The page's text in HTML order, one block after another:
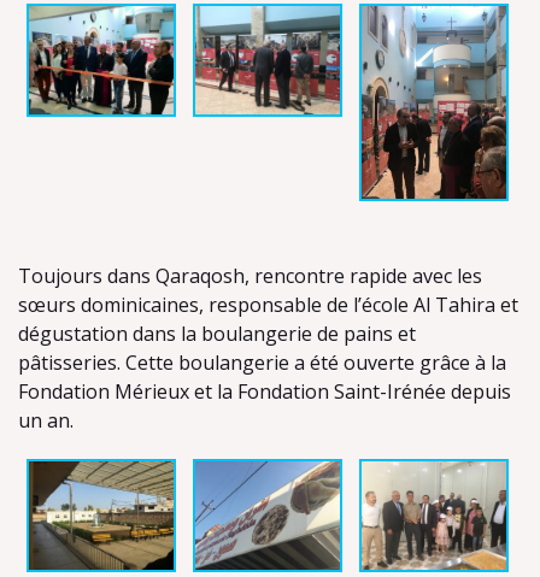
Toujours dans Qaraqosh, rencontre rapide avec les
sœurs dominicaines, responsable de l’école Al Tahira et
dégustation dans la boulangerie de pains et
pâtisseries. Cette boulangerie a été ouverte grâce à la
Fondation Mérieux et la Fondation Saint-Irénée depuis
un an.